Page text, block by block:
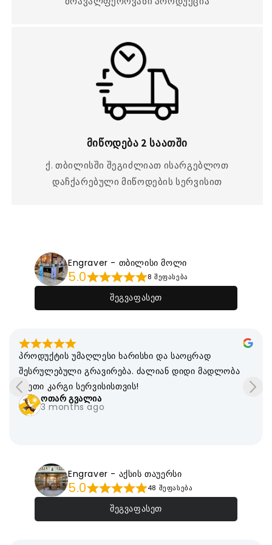
მიწოდება 2 საათში
ქ. თბილისში შეგიძლიათ ისარგებლოთ
დაჩქარებული მიწოდების სერვისით
Engraver - თბილისი მოლი
5.0 8 შეფასება
შეგვაფასეთ
პროდუქტის უმაღლესი ხარისხი და საოცრად
შესრულებული გრავირება. ძალიან დიდი მადლობა
ასეთი კარგი სერვისისთვის!
ოთარ გვალია
3 months ago
Engraver - აქსის თაუერსი
5.0 48 შეფასება
შეგვაფასეთ